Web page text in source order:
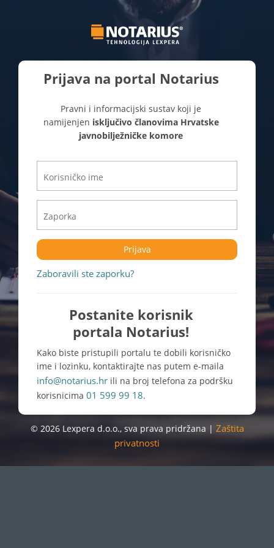
Prijava na portal Notarius
Pravni i informacijski sustav koji je
namijenjen isključivo članovima Hrvatske
javnobilježničke komore
Prijava
Zaboravili ste zaporku?
Postanite korisnik
portala Notarius!
Kako biste pristupili portalu te dobili korisničko
ime i lozinku, kontaktirajte nas putem e-maila
info@notarius.hr ili na broj telefona za podršku
korisnicima 01 599 99 18.
© 2026 Lexpera d.o.o., sva prava pridržana | Zaštita
privatnosti